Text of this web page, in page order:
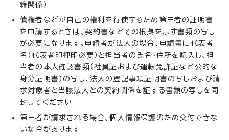
籍関係）
債権者などが自己の権利を行使するため第三者の証明書
を申請するときは、契約書などその根拠を示す書類の写し
が必要になります。申請者が法人の場合、申請書に代表者
名（代表者印押印必要）と担当者の氏名・住所を記入し、担
当者の本人確認書類（社員証および運転免許証など公的な
身分証明書）の写し、法人の登記事項証明書の写しおよび請
求対象者と当該法人との契約関係を証する書類の写しを同
封してください
第三者が請求される場合、個人情報保護のため交付できな
い場合があります